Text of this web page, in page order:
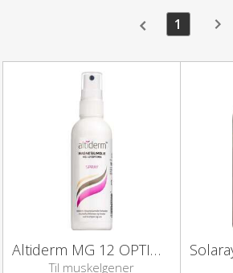
1
Altiderm MG 12 OPTIMA Magnesiumolie (100 ml)
Til muskelgener